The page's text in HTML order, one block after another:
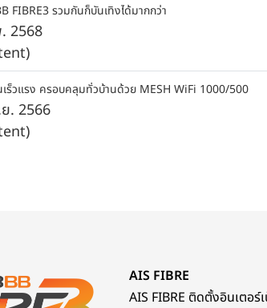
FIBRE3 รวมกันก็บันเทิงได้มากกว่า
2568
เร็วแรง ครอบคลุมทั่วบ้านด้วย MESH WiFi 1000/500
. 2566
AIS FIBRE
AIS FIBRE ติดตั้งอินเตอร์